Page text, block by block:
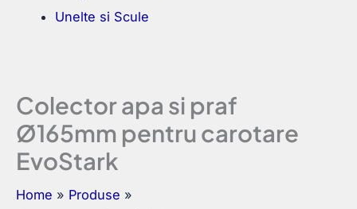
Unelte si Scule
Colector apa si praf
Ø165mm pentru carotare
EvoStark
Home
Produse